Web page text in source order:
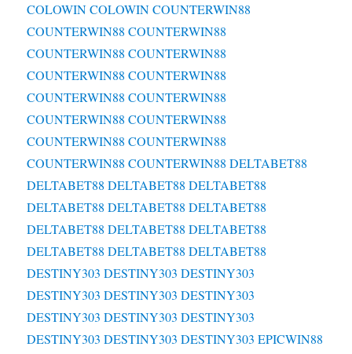
COLOWIN COLOWIN COUNTERWIN88
COUNTERWIN88 COUNTERWIN88
COUNTERWIN88 COUNTERWIN88
COUNTERWIN88 COUNTERWIN88
COUNTERWIN88 COUNTERWIN88
COUNTERWIN88 COUNTERWIN88
COUNTERWIN88 COUNTERWIN88
COUNTERWIN88 COUNTERWIN88 DELTABET88
DELTABET88 DELTABET88 DELTABET88
DELTABET88 DELTABET88 DELTABET88
DELTABET88 DELTABET88 DELTABET88
DELTABET88 DELTABET88 DELTABET88
DESTINY303 DESTINY303 DESTINY303
DESTINY303 DESTINY303 DESTINY303
DESTINY303 DESTINY303 DESTINY303
DESTINY303 DESTINY303 DESTINY303 EPICWIN88